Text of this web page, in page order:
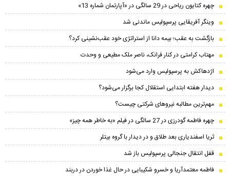
چهره کتایون ریاحی در 29 سالگی در «آپارتمان شماره 13»
وینگر آفریقایی پرسپولیس ماندنی شد
بازگشت به عقب؛ بیمه دانا از استراتژی خود عقب‌نشینی کرد؟
مهتاب کرامتی در کنار فرانک، ناصر ملک مطیعی و وحدت
اژدهاکش به پرسپولیس وارد می‌شود
دیدار هفته ابتدایی استقلال کجا برگزار می‌شود؟
مهم‌ترین مطالبه نیروهای شرکتی چیست؟
چهره فاطمه گودرزی در 27 سالگی در فیلم «به خاطر همه چیز»
ثریا اسفندیاری بعد طلاق و در دیدار با گروه بیتلر
قفل انتقال جنجالی پرسپولیس باز شد
فاطمه معتمدآریا و خسرو شکیبایی در حال غذا خوردن در دربند